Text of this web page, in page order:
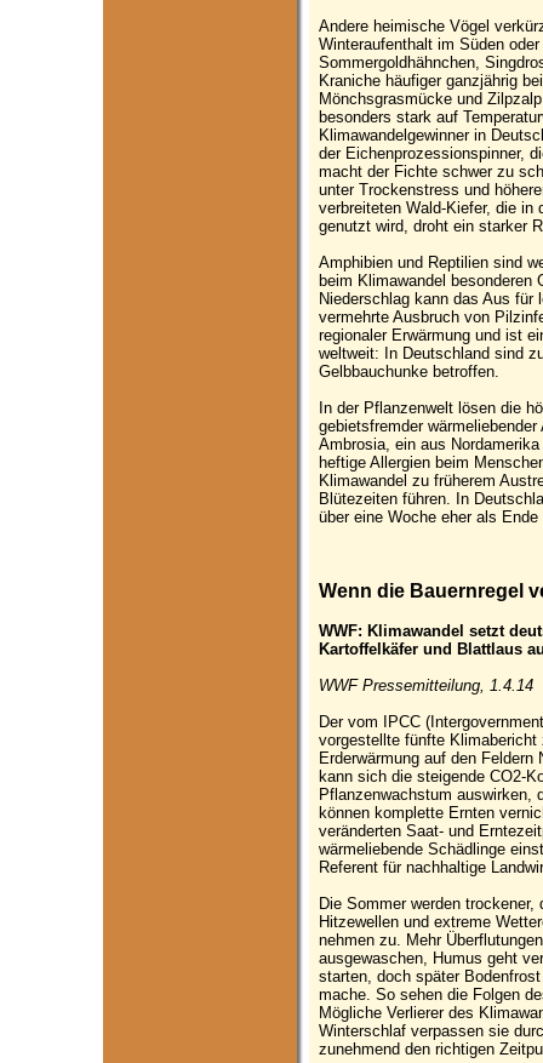
Andere heimische Vögel
Winteraufenthalt im Süden
Sommergoldhähnchen,
Kraniche häufiger ganzjährig
Mönchsgrasmücke und
besonders stark auf
Klimawandelgewinner in
der Eichenprozessionspinner,
macht der Fichte schwer zu
unter Trockenstress und
verbreiteten Wald-Kiefer, die in
genutzt wird, droht ein starker
Amphibien und Reptilien sind
beim Klimawandel besonderen
Niederschlag kann das Aus für
vermehrte Ausbruch von
regionaler Erwärmung und ist
weltweit: In Deutschland sind
Gelbbauchunke betroffen.
In der Pflanzenwelt lösen die
gebietsfremder
Ambrosia, ein aus
heftige Allergien beim
Klimawandel zu früherem
Blütezeiten führen. In
über eine Woche eher als
Wenn die Bauernregel
WWF: Klimawandel setzt
Kartoffelkäfer und Blattlaus
WWF Pressemitteilung, 1.4.14
Der vom IPCC
vorgestellte fünfte
Erderwärmung auf den Feldern
kann sich die steigende CO2-
Pflanzenwachstum auswirken,
können komplette Ernten
veränderten Saat- und
wärmeliebende Schädlinge
Referent für nachhaltige
Die Sommer werden
Hitzewellen und extreme
nehmen zu. Mehr
ausgewaschen, Humus geht
starten, doch später
mache. So sehen die Folgen
Mögliche Verlierer des
Winterschlaf verpassen sie
zunehmend den richtigen